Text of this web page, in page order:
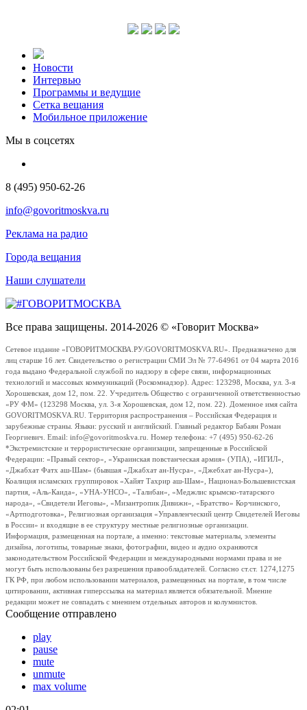
Новости
Интервью
Программы и ведущие
Сетка вещания
Мобильное приложение
Мы в соцсетях
8 (495) 950-62-26
info@govoritmoskva.ru
Реклама на радио
Города вещания
Наши слушатели
Все права защищены. 2014-2026 © «Говорит Москва»
Сетевое издание «ГОВОРИТМОСКВА.РУ/GOVORITMOSKVA.RU». Предназначено для
лиц старше 16 лет. Свидетельство о регистрации СМИ Эл № 77-64961 от 04 марта 2016
года выдано Федеральной службой по надзору в сфере связи, информационных
технологий и массовых коммуникаций (Роскомнадзор). Адрес: 123298, Москва, ул. 3-я
Хорошевская, дом 12, пом. 22. Учредитель Общество с ограниченной ответственностью
«РУ ФМ» (123298 Москва, ул. 3-я Хорошевская, дом 12, пом. 22). Доменное имя сайта
GOVORITMOSKVA.RU. Территория распространения – Российская Федерация и
зарубежные страны. Языки: русский и английский. Главный редактор Бабаян Роман
Георгиевич. Email: info@govoritmoskva.ru. Номер телефона: +7 (495) 950-62-26
*Экстремистские и террористические организации, запрещенные в Российской
Федерации: «Правый сектор», «Украинская повстанческая армия» (УПА), «ИГИЛ»,
«Джабхат Фатх аш-Шам» (бывшая «Джабхат ан-Нусра», «Джебхат ан-Нусра»),
Коалиция исламских группировок «Хайят Тахрир аш-Шам», Национал-Большевистская
партия, «Аль-Каида», «УНА-УНСО», «Талибан», «Меджлис крымско-татарского
народа», «Свидетели Иеговы», «Мизантропик Дивижн», «Братство» Корчинского,
«Артподготовка», Религиозная организация «Управленческий центр Свидетелей Иеговы
в России» и входящие в ее структуру местные религиозные организации.
Информация, размещенная на портале, а именно: текстовые материалы, элементы
дизайна, логотипы, товарные знаки, фотографии, видео и аудио охраняются
законодательством Российской Федерации и международными нормами права и не
могут быть использованы без разрешения правообладателей. Согласно ст.ст. 1274,1275
ГК РФ, при любом использовании материалов, размещенных на портале, в том числе
цитировании, активная гиперссылка на материал является обязательной. Мнение
редакции может не совпадать с мнением отдельных авторов и колумнистов.
Сообщение отправлено
play
pause
mute
unmute
max volume